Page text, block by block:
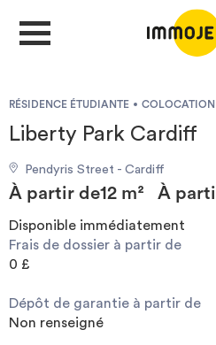
DÉPOSER UNE
Je cherche un logement
Je propose un bien
RÉSIDENCE ÉTUDIANTE COLOCATION
Liberty Park Cardiff
Pendyris Street - Cardiff
À partir de12 m² À
Disponible immédiatement
Frais de dossier à partir de
0 £
Dépôt de garantie à partir de
Non renseigné